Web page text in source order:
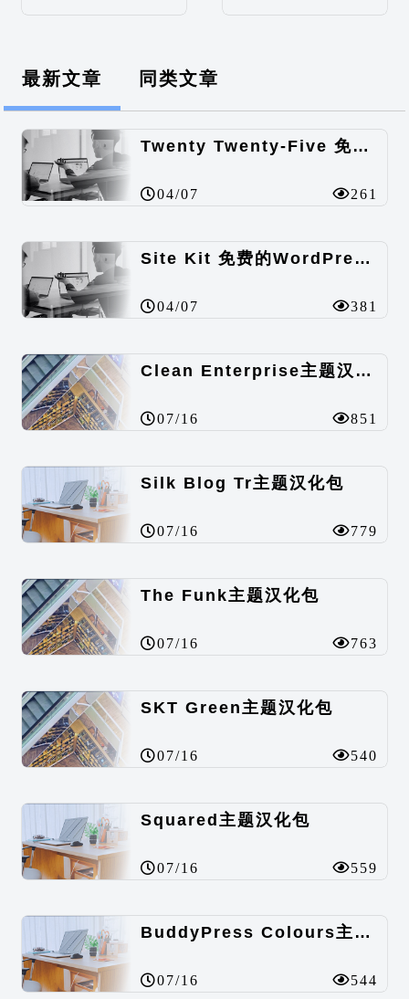
最新文章 同类文章
Twenty Twenty-Five 免费的WordPress内容主题
04/07 261
Site Kit 免费的WordPress数据统计插件
04/07 381
Clean Enterprise主题汉化包
07/16 851
Silk Blog Tr主题汉化包
07/16 779
The Funk主题汉化包
07/16 763
SKT Green主题汉化包
07/16 540
Squared主题汉化包
07/16 559
BuddyPress Colours主题汉化包
07/16 544